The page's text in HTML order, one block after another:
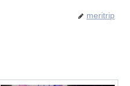
meritrip